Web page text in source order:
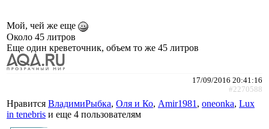
Мой, чей же еще
Около 45 литров
Еще один креветочник, объем то же 45 литров
17/09/2016 20:41:16
#2270588
Нравится ВладимиРыбка, Оля и Ко, Amir1981 , oneonka, Lux
in tenebris и еще 4 пользователям